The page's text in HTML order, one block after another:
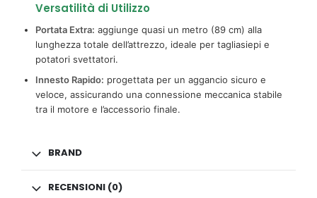
Versatilità di Utilizzo
Portata Extra: aggiunge quasi un metro (89 cm) alla
lunghezza totale dell’attrezzo, ideale per tagliasiepi e
potatori svettatori.
Innesto Rapido: progettata per un aggancio sicuro e
veloce, assicurando una connessione meccanica stabile
tra il motore e l’accessorio finale.
BRAND
RECENSIONI (0)